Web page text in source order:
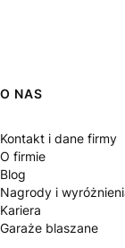
Linki w stopce
O NAS
Kontakt i dane firmy
O firmie
Blog
Nagrody i
Kariera
Garaże blaszane